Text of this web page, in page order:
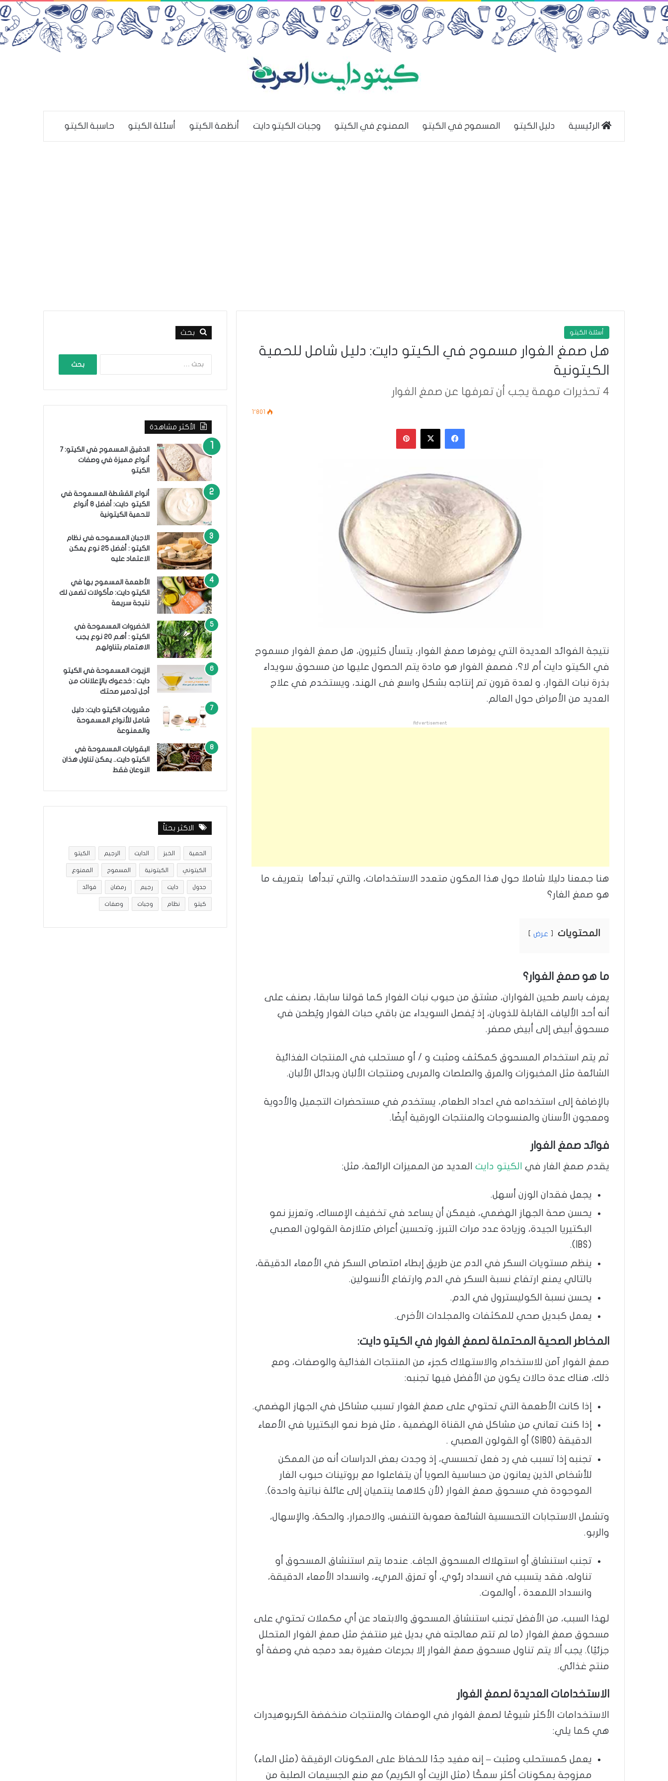
الرئيسية دليل الكيتو المسموح في الكيتو الممنوع في الكيتو وجبات الكيتو دايت أنظمة الكيتو أسئلة الكيتو حاسبة الكيتو
أسئلة الكيتو
هل صمغ الغوار مسموح في الكيتو دايت: دليل شامل للحمية
الكيتونية
4 تحذيرات مهمة يجب أن تعرفها عن صمغ الغوار
1٬801
فيسبوك ‫X
نتيجة الفوائد العديدة التي يوفرها صمغ الغوار، يتسأل كثيرون، هل صمغ الغوار مسموح
في الكيتو دايت أم لا؟، فصمغ الغوار هو مادة يتم الحصول عليها من مسحوق سويداء
بذرة نبات القوار، و لعدة قرون تم إنتاجه بشكل واسع فى الهند، ويستخدم في علاج
العديد من الأمراض حول العالم.
Advertisement
هنا جمعنا دليلا شاملا حول هذا المكون متعدد الاستخدامات، والتي تبدأها بتعريف ما
هو صمغ الغار؟
المحتويات عرض
ما هو صمغ الغوار؟
يعرف باسم طحين الغواران، مشتق من حبوب نبات الغوار كما قولنا سابقا، بصنف على
أنه أحد الألياف القابلة للذوبان، إذ يُفصل السويداء عن باقي حبات الغوار ويُطحن في
مسحوق أبيض إلى أبيض مصفر.
ثم يتم استخدام المسحوق كمكثف ومثبت و / أو مستحلب في المنتجات الغذائية
الشائعة مثل المخبوزات والمرق والصلصات والمربى ومنتجات الألبان وبدائل الألبان.
بالإضافة إلى استخدامه في اعداد الطعام، يستخدم في مستحضرات التجميل والأدوية
ومعجون الأسنان والمنسوجات والمنتجات الورقية أيضًا.
فوائد صمغ الغوار
يقدم صمغ الغار في الكيتو دايت العديد من المميزات الرائعة، مثل:
يجعل فقدان الوزن أسهل.
يحسن صحة الجهاز الهضمي، فيمكن أن يساعد في تخفيف الإمساك، وتعزيز نمو
البكتيريا الجيدة، وزيادة عدد مرات التبرز، وتحسين أعراض متلازمة القولون العصبي
(IBS).
ينظم مستويات السكر في الدم عن طريق إبطاء امتصاص السكر في الأمعاء الدقيقة،
بالتالي يمنع ارتفاع نسبة السكر في الدم وارتفاع الأنسولين.
يحسن نسبة الكوليسترول في الدم.
يعمل كبديل صحي للمكثفات والمجلدات الأخرى.
المخاطر الصحية المحتملة لصمغ الغوار في الكيتو دايت:
صمغ الغوار آمن للاستخدام والاستهلاك كجزء من المنتجات الغذائية والوصفات، ومع
ذلك، هناك عدة حالات يكون من الأفضل فيها تجنبه:
إذا كانت الأطعمة التي تحتوي على صمغ الغوار تسبب مشاكل في الجهاز الهضمي.
إذا كنت تعاني من مشاكل في القناة الهضمية ، مثل فرط نمو البكتيريا في الأمعاء
الدقيقة (SIBO) أو القولون العصبي .
تجنبه إذا تسبب في رد فعل تحسسي، إذ وجدت بعض الدراسات أنه من الممكن
للأشخاص الذين يعانون من حساسية الصويا أن يتفاعلوا مع بروتينات حبوب الغار
الموجودة في مسحوق صمغ الغوار (لأن كلاهما ينتميان إلى عائلة نباتية واحدة).
وتشمل الاستجابات التحسسية الشائعة صعوبة التنفس، والاحمرار، والحكة، والإسهال،
والربو.
تجنب استنشاق أو استهلاك المسحوق الجاف. عندما يتم استنشاق المسحوق أو
تناوله، فقد يتسبب في انسداد رئوي، أو تمزق المريء، وانسداد الأمعاء الدقيقة،
وانسداد اللمعدة ، أوالموت.
لهذا السبب، من الأفضل تجنب استنشاق المسحوق والابتعاد عن أي مكملات تحتوي على
مسحوق صمغ الغوار (ما لم تتم معالجته في بديل غير منتفخ مثل صمغ الغوار المتحلل
جزئيًا). يجب ألا يتم تناول مسحوق صمغ الغوار إلا بجرعات صغيرة بعد دمجه في وصفة أو
منتج غذائي.
الاستخدامات العديدة لصمغ الغوار
الاستخدامات الأكثر شيوعًا لصمغ الغوار في الوصفات والمنتجات منخفضة الكربوهيدرات
هي كما يلي:
يعمل كمستحلب ومثبت – إنه مفيد جدًا للحفاظ على المكونات الرقيقة (مثل الماء)
ممزوجة بمكونات أكثر سمكًا (مثل الزيت أو الكريم) مع منع الجسيمات الصلبة من
بحث
ح
الأكثر مشاهدة
الدقيق المسموح في الكيتو: 7
أنواع مميزة في وصفات
الكيتو
أنواع القشطة المسموحة في
الكيتو دايت: أفضل 8 أنواع
للحمية الكيتونية
الاجبان المسموحه في نظام
الكيتو : أفضل 25 نوع يمكن
الاعتماد عليه
الأطعمة المسموح بها في
الكيتو دايت: مأكولات تضمن لك
نتيجة سريعة
الخضروات المسموحة في
الكيتو : أهم 20 نوع يجب
الاهتمام بتناولهم
الزيوت المسموحة في الكيتو
دايت : خدعوك بالإعلانات من
أجل تدمير صحتك
مشروبات الكيتو دايت: دليل
شامل للأنواع المسموحة
والممنوعة
البقوليات المسموحة في
الكيتو دايت.. يمكن تناول هذان
النوعان فقط
الاكثر بحثاً
الحمية الخبز الدايت الرجيم الكيتو
الكيتوني الكيتونية المسموح الممنوع
جدول دايت رجيم رمضان فوائد
كيتو نظام وجبات وصفات